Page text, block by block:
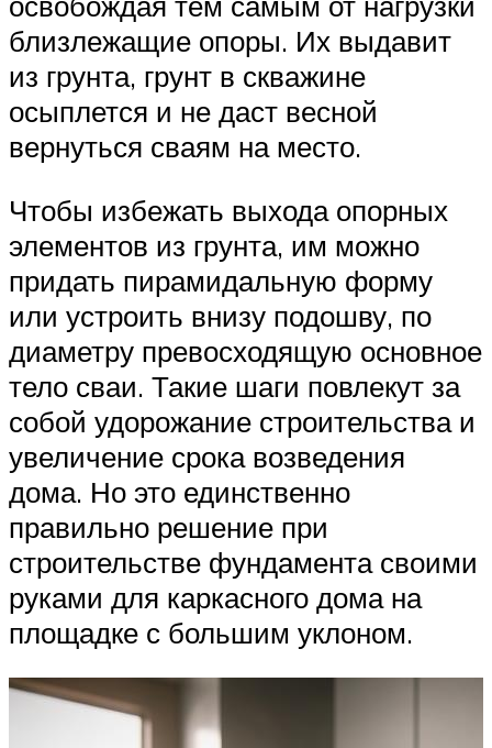
близлежащие опоры. Их выдавит
из грунта, грунт в скважине
осыплется и не даст весной
вернуться сваям на место.
Чтобы избежать выхода опорных
элементов из грунта, им можно
придать пирамидальную форму
или устроить внизу подошву, по
диаметру превосходящую основное
тело сваи. Такие шаги повлекут за
собой удорожание строительства и
увеличение срока возведения
дома. Но это единственно
правильно решение при
строительстве фундамента своими
руками для каркасного дома на
площадке с большим уклоном.